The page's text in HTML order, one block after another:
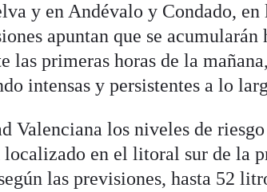
y en Andévalo y Condado,
apuntan que se
las primeras horas de la
intensas y persistentes a lo
Valenciana los niveles de
localizado en el litoral sur de la
las previsiones, hasta 52